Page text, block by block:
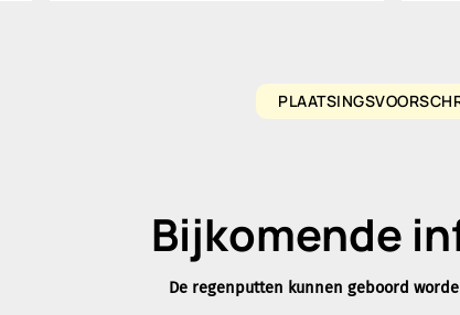
Bijkomende
De regenputten kunnen geboord